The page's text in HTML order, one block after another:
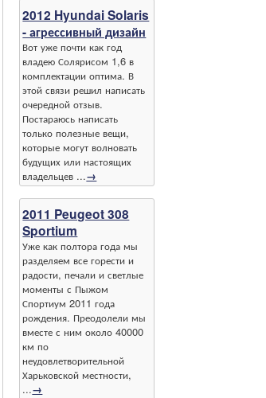
2012 Hyundai Solaris
- агрессивный дизайн
Вот уже почти как год
владею Солярисом 1,6 в
комплектации оптима. В
этой связи решил написать
очередной отзыв.
Постараюсь написать
только полезные вещи,
которые могут волновать
будущих или настоящих
владельцев ...→
2011 Peugeot 308
Sportium
Уже как полтора года мы
разделяем все горести и
радости, печали и светлые
моменты с Пыжом
Спортиум 2011 года
рождения. Преодолели мы
вместе с ним около 40000
км по
неудовлетворительной
Харьковской местности,
...→